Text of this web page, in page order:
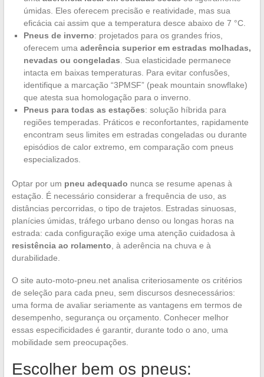
úmidas. Eles oferecem precisão e reatividade, mas sua
eficácia cai assim que a temperatura desce abaixo de 7 °C.
Pneus de inverno: projetados para os grandes frios,
oferecem uma aderência superior em estradas molhadas,
nevadas ou congeladas . Sua elasticidade permanece
intacta em baixas temperaturas. Para evitar confusões,
identifique a marcação “3PMSF” (peak mountain snowflake)
que atesta sua homologação para o inverno.
Pneus para todas as estações: solução híbrida para
regiões temperadas. Práticos e reconfortantes, rapidamente
encontram seus limites em estradas congeladas ou durante
episódios de calor extremo, em comparação com pneus
especializados.
Optar por um pneu adequado nunca se resume apenas à
estação. É necessário considerar a frequência de uso, as
distâncias percorridas, o tipo de trajetos. Estradas sinuosas,
planícies úmidas, tráfego urbano denso ou longas horas na
estrada: cada configuração exige uma atenção cuidadosa à
resistência ao rolamento , à aderência na chuva e à
durabilidade.
O site auto-moto-pneu.net analisa criteriosamente os critérios
de seleção para cada pneu, sem discursos desnecessários:
uma forma de avaliar seriamente as vantagens em termos de
desempenho, segurança ou orçamento. Conhecer melhor
essas especificidades é garantir, durante todo o ano, uma
mobilidade sem preocupações.
Escolher bem os pneus: